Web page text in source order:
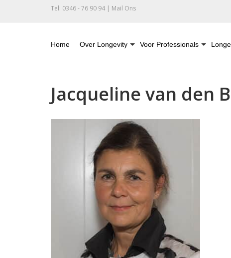
Tel: 0346 - 76 90 94 | Mail Ons
Home Over Longevity Voor Professionals
Jacqueline van den